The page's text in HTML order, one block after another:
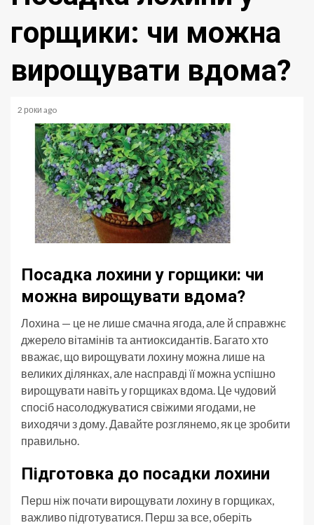
горщики: чи можна
вирощувати вдома?
2 роки ago
Посадка лохини у горщики: чи
можна вирощувати вдома?
Лохина — це не лише смачна ягода, але й справжнє
джерело вітамінів та антиоксидантів. Багато хто
вважає, що вирощувати лохину можна лише на
великих ділянках, але насправді її можна успішно
вирощувати навіть у горщиках вдома. Це чудовий
спосіб насолоджуватися свіжими ягодами, не
виходячи з дому. Давайте розглянемо, як це зробити
правильно.
Підготовка до посадки лохини
Перш ніж почати вирощувати лохину в горщиках,
важливо підготуватися. Перш за все, оберіть